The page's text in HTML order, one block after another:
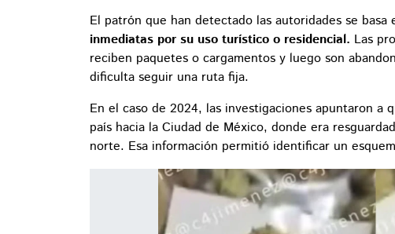
El patrón que han detectado las autoridades se basa
inmediatas por su uso turístico o residencial. Las
reciben paquetes o cargamentos y luego son
dificulta seguir una ruta fija.
En el caso de 2024, las investigaciones apuntaron a
país hacia la Ciudad de México, donde era
norte. Esa información permitió identificar un